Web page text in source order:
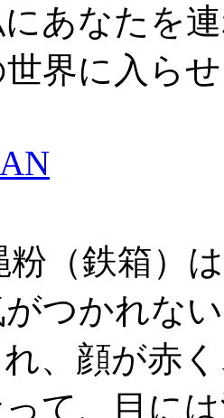
あなたを
界に入ら
粉（鉄箱）
つかれな
、顔が赤
て、目に